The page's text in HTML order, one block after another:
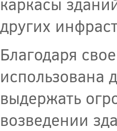
других
Благодаря
использована
выдержать
возведении